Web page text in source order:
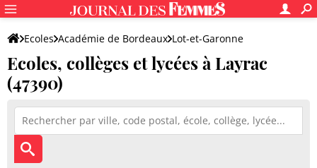
Ecoles Académie de Bordeaux Lot-et-Garonne
Ecoles, collèges et lycées à Layrac
(47390)